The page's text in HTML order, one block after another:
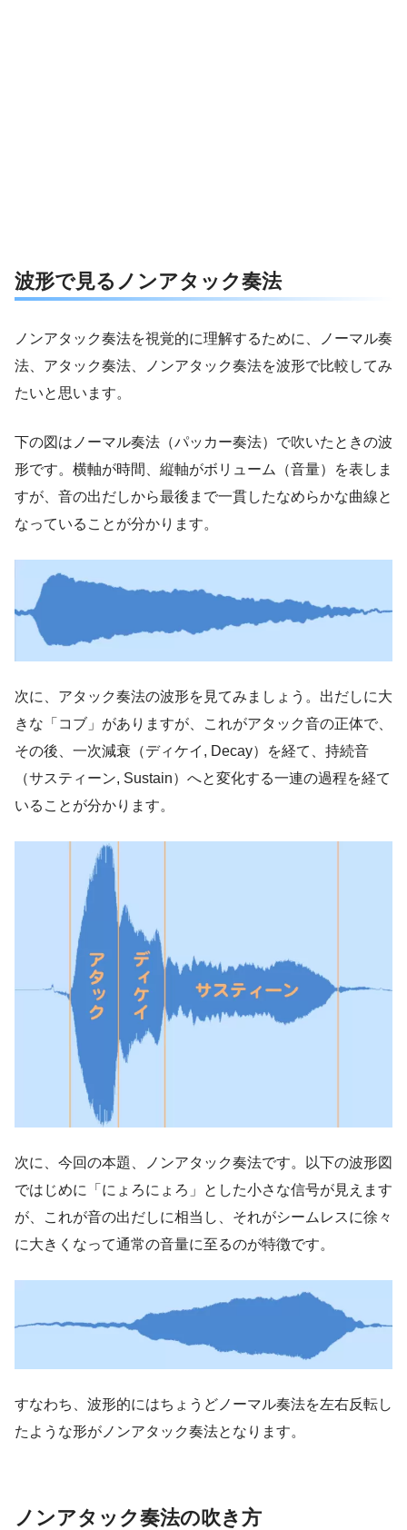
波形で見るノンアタック奏法
ノンアタック奏法を視覚的に理解するために、ノーマル奏
法、アタック奏法、ノンアタック奏法を波形で比較してみ
たいと思います。
下の図はノーマル奏法（パッカー奏法）で吹いたときの波
形です。横軸が時間、縦軸がボリューム（音量）を表しま
すが、音の出だしから最後まで一貫したなめらかな曲線と
なっていることが分かります。
次に、アタック奏法の波形を見てみましょう。出だしに大
きな「コブ」がありますが、これがアタック音の正体で、
その後、一次減衰（ディケイ, Decay）を経て、持続音
（サスティーン, Sustain）へと変化する一連の過程を経て
いることが分かります。
次に、今回の本題、ノンアタック奏法です。以下の波形図
ではじめに「にょろにょろ」とした小さな信号が見えます
が、これが音の出だしに相当し、それがシームレスに徐々
に大きくなって通常の音量に至るのが特徴です。
すなわち、波形的にはちょうどノーマル奏法を左右反転し
たような形がノンアタック奏法となります。
ノンアタック奏法の吹き方